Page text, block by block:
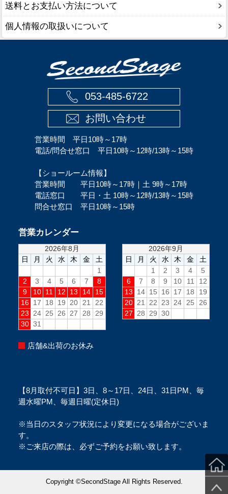
送料とお支払い方法について
個人情報の取扱いについて
053-485-6722
お問い合わせ
営業時間 平日10時～17時
電話/問合せ窓口 平日10時～12時/13時～15時
【ショールーム情報】
営業時間 平日10時～17時｜土 9時～17時
電話窓口 平日・土 10時～12時/13時～15時
問合せ窓口 平日10時～15時
営業カレンダー
店舗&出荷のお休み
【8月取付不可日】3日、8～17日、24日、31日PM、毎
週水曜PM、毎週日曜(定休日)
※当日のスタッフ状況により変更になる場合がございま
す。
※ご来店の際は、必ずご予約をお願い致します。
Copyright ©SecondStage All Rights Reserved.